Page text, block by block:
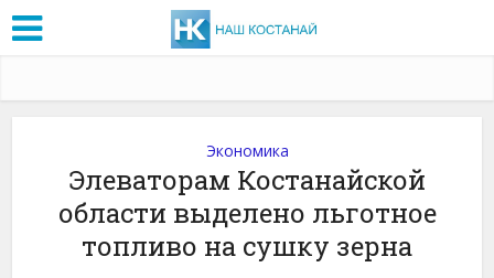
Экономика
Элеваторам Костанайской
области выделено льготное
топливо на сушку зерна